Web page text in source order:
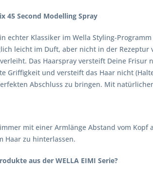
45 Second Modelling Spray
echter Klassiker im Wella Styling-
leicht im Duft, aber nicht in der
Das Haarspray versteift Deine
Griffigkeit und versteift das Haar nicht
Abschluss zu bringen. Mit
mit einer Armlänge Abstand vom
Haar zu hinterlassen.
aus der WELLA EIMI Serie?